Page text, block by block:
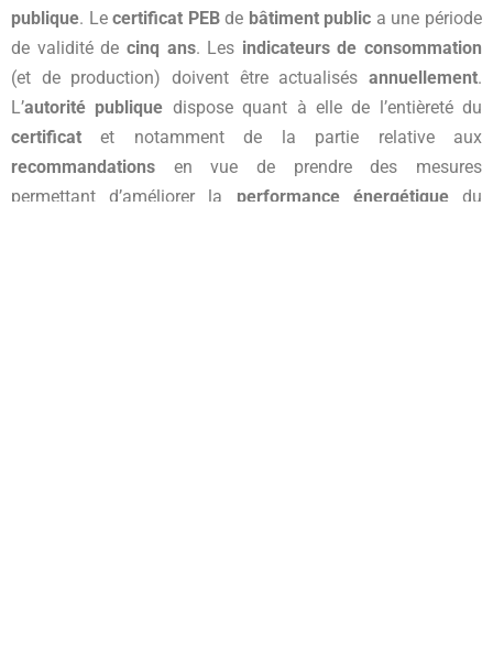
publique. Lecertificat PEBde bâtiment public a une période
de validité de cinq ans. Les indicateurs de consommation
(et de production) doivent être actualisés annuellement.
L’autorité publique dispose quant à elle de l’entièreté du
certificat et notamment de la partie relative aux
recommandations en vue de prendre des mesures
permettant d’améliorer la performance énergétiquedu